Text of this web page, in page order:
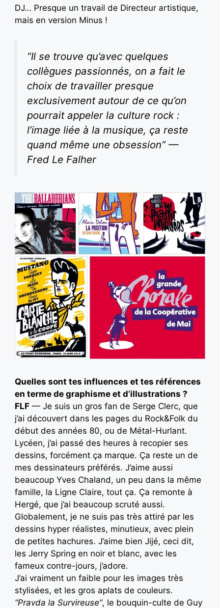
DJ… Presque un travail de Directeur artistique,
mais en version Minus !
“Il se trouve qu’avec quelques
collègues passionnés, on a fait le
choix de travailler presque
exclusivement autour de ce qu’on
pourrait appeler la culture rock :
l’image liée à la musique, ça reste
quand même une obsession” —
Fred Le Falher
Quelles sont tes influences et tes références
en terme de graphisme et d’illustrations ?
FLF — Je suis un gros fan de Serge Clerc, que
j’ai découvert dans les pages du Rock&Folk du
début des années 80, ou de Métal-Hurlant.
Lycéen, j’ai passé des heures à recopier ses
dessins, forcément ça marque. Ça reste un de
mes dessinateurs préférés. J’aime aussi
beaucoup Yves Chaland, un peu dans la même
famille, la Ligne Claire, tout ça. Ça remonte à
Hergé, que j’ai beaucoup scruté aussi.
Globalement, je ne suis pas très attiré par les
dessins hyper réalistes, minutieux, avec plein
de petites hachures. J’aime bien Jijé, ceci dit,
les Jerry Spring en noir et blanc, avec les
fameux contre-jours, j’adore.
J’ai vraiment un faible pour les images très
stylisées, et les gros aplats de couleurs.
“Pravda la Survireuse”, le bouquin-culte de Guy